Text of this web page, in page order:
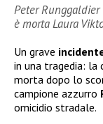
Peter
è morta Laura
Un grave
in una tragedia: la
morta dopo lo
campione azzurro
omicidio stradale.